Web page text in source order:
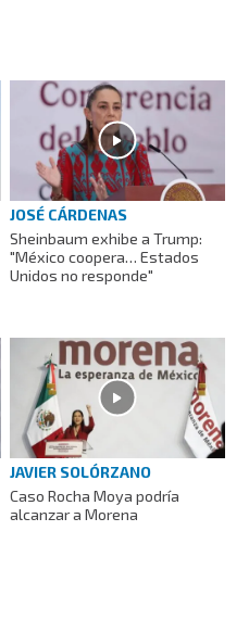
JOSÉ CÁRDENAS
Sheinbaum exhibe a Trump:
"México coopera… Estados
Unidos no responde"
JAVIER SOLÓRZANO
Caso Rocha Moya podría
alcanzar a Morena